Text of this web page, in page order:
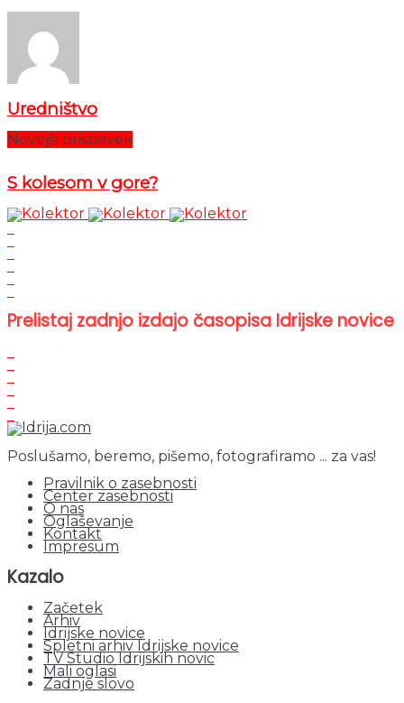
Uredništvo
Novejši prispevek
S kolesom v gore?
Prelistaj zadnjo izdajo časopisa Idrijske novice
Poslušamo, beremo, pišemo, fotografiramo ... za vas!
Pravilnik o zasebnosti
Center zasebnosti
O nas
Oglaševanje
Kontakt
Impresum
Kazalo
Začetek
Arhiv
Idrijske novice
Spletni arhiv Idrijske novice
TV Studio Idrijskih novic
Mali oglasi
Zadnje slovo